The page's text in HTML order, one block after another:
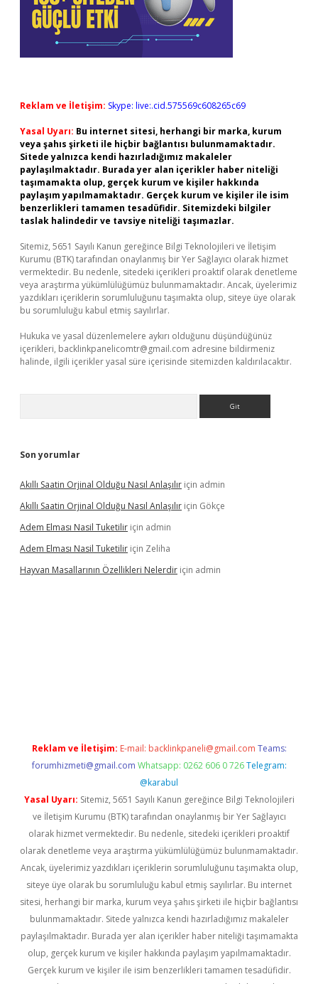
Reklam ve İletişim: Skype: live:.cid.575569c608265c69
Yasal Uyarı: Bu internet sitesi, herhangi bir marka, kurum
veya şahıs şirketi ile hiçbir bağlantısı bulunmamaktadır.
Sitede yalnızca kendi hazırladığımız makaleler
paylaşılmaktadır. Burada yer alan içerikler haber niteliği
taşımamakta olup, gerçek kurum ve kişiler hakkında
paylaşım yapılmamaktadır. Gerçek kurum ve kişiler ile isim
benzerlikleri tamamen tesadüfidir. Sitemizdeki bilgiler
taslak halindedir ve tavsiye niteliği taşımazlar.
Sitemiz, 5651 Sayılı Kanun gereğince Bilgi Teknolojileri ve İletişim
Kurumu (BTK) tarafından onaylanmış bir Yer Sağlayıcı olarak hizmet
vermektedir. Bu nedenle, sitedeki içerikleri proaktif olarak denetleme
veya araştırma yükümlülüğümüz bulunmamaktadır. Ancak, üyelerimiz
yazdıkları içeriklerin sorumluluğunu taşımakta olup, siteye üye olarak
bu sorumluluğu kabul etmiş sayılırlar.
Hukuka ve yasal düzenlemelere aykırı olduğunu düşündüğünüz
içerikleri, backlinkpanelicomtr@gmail.com adresine bildirmeniz
halinde, ilgili içerikler yasal süre içerisinde sitemizden kaldırılacaktır.
Son yorumlar
Akıllı Saatin Orjinal Olduğu Nasıl Anlaşılır için admin
Akıllı Saatin Orjinal Olduğu Nasıl Anlaşılır için Gökçe
Adem Elması Nasil Tuketilir için admin
Adem Elması Nasil Tuketilir için Zeliha
Hayvan Masallarının Özellikleri Nelerdir için admin
Reklam ve İletişim: E-mail: backlinkpaneli@gmail.com Teams:
forumhizmeti@gmail.com Whatsapp: 0262 606 0 726 Telegram:
@karabul
Yasal Uyarı: Sitemiz, 5651 Sayılı Kanun gereğince Bilgi Teknolojileri
ve İletişim Kurumu (BTK) tarafından onaylanmış bir Yer Sağlayıcı
olarak hizmet vermektedir. Bu nedenle, sitedeki içerikleri proaktif
olarak denetleme veya araştırma yükümlülüğümüz bulunmamaktadır.
Ancak, üyelerimiz yazdıkları içeriklerin sorumluluğunu taşımakta olup,
siteye üye olarak bu sorumluluğu kabul etmiş sayılırlar. Bu internet
sitesi, herhangi bir marka, kurum veya şahıs şirketi ile hiçbir bağlantısı
bulunmamaktadır. Sitede yalnızca kendi hazırladığımız makaleler
paylaşılmaktadır. Burada yer alan içerikler haber niteliği taşımamakta
olup, gerçek kurum ve kişiler hakkında paylaşım yapılmamaktadır.
Gerçek kurum ve kişiler ile isim benzerlikleri tamamen tesadüfidir.